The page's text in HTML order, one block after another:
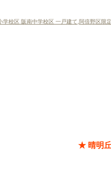
学校区 阪南中学校区 一戸建て 阿倍野区限
★ 晴明丘